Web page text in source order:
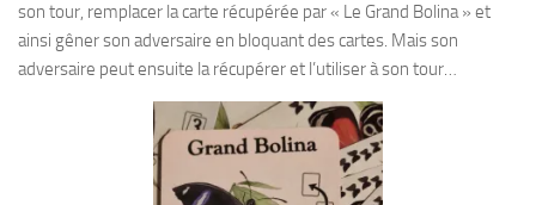
son tour, remplacer la carte récupérée par « Le Grand Bolina » et
ainsi gêner son adversaire en bloquant des cartes. Mais son
adversaire peut ensuite la récupérer et l’utiliser à son tour…